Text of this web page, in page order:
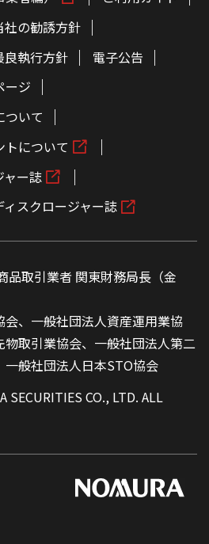
社の勧誘方針
良執行方針
電子公告
ージ
ついて
トについて
ャー誌
スクロージャー誌
品取引業者 関東財務局長（金
、一般社団法人資産運用業協
取引業協会、一般社団法人第二
般社団法人日本STO協会
SECURITIES CO., LTD. ALL